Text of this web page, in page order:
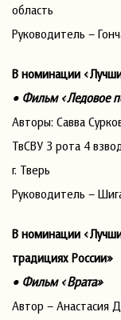
область
Руководитель –
В номинации
• Фильм «Ледовое
Авторы: Савва
ТвСВУ 3 рота 4
г. Тверь
Руководитель –
В номинации
традициях России»
• Фильм «Врата»
Автор – Анастасия